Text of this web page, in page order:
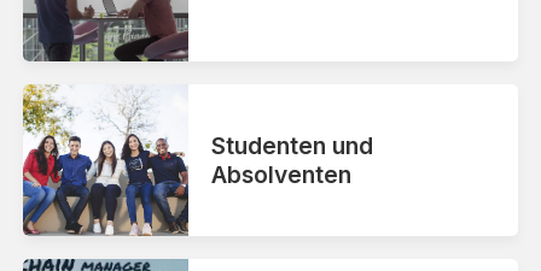
Studenten und
Absolventen